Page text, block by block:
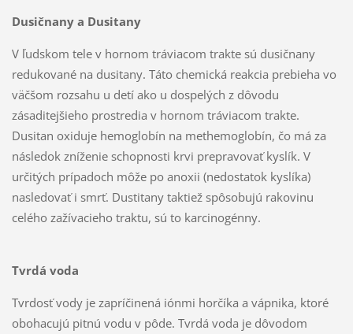
Dusičnany a Dusitany
V ľudskom tele v hornom tráviacom trakte sú dusičnany
redukované na dusitany. Táto chemická reakcia prebieha vo
väčšom rozsahu u detí ako u dospelých z dôvodu
zásaditejšieho prostredia v hornom tráviacom trakte.
Dusitan oxiduje hemoglobín na methemoglobín, čo má za
následok zníženie schopnosti krvi prepravovať kyslík. V
určitých prípadoch môže po anoxii (nedostatok kyslíka)
nasledovať i smrť. Dustitany taktiež spôsobujú rakovinu
celého zažívacieho traktu, sú to karcinogénny.
Tvrdá voda
Tvrdosť vody je zapríčinená iónmi horčíka a vápnika, ktoré
obohacujú pitnú vodu v pôde. Tvrdá voda je dôvodom